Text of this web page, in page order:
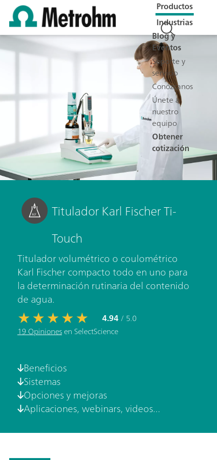
Productos
Industrias
Blog y
Eventos
Soporte y
servicio
Conózcanos
Únete a
nuestro
equipo
Obtener
cotización
Titulador Karl Fischer Ti-
Touch
Titulador volumétrico o coulométrico
Karl Fischer compacto todo en uno para
la determinación rutinaria del contenido
de agua.
4.94/ 5.0
19 Opinionesen SelectScience
Beneficios
Sistemas
Opciones y mejoras
Aplicaciones, webinars, videos...